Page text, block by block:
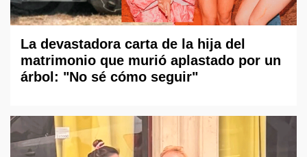
La devastadora carta de la hija del
matrimonio que murió aplastado por un
árbol: "No sé cómo seguir"